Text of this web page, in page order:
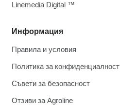
Информация
Правила и условия
Политика за конфиденциалност
Съвети за безопасност
Отзиви за Agroline
Linemedia Digital ™